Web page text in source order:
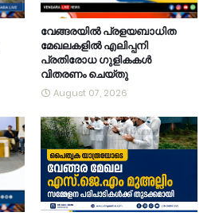
വേങ്ങരയിൽ പ്രളയബാധിത
മേഖലകളിൽ എലിപ്പനി
പ്രതിരോധ ഗുളികകൾ
വിതരണം ചെയ്തു
August 07, 2026